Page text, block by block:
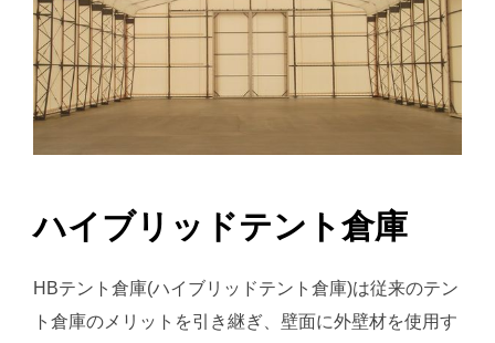
ハイブリッドテント倉庫
HBテント倉庫(ハイブリッドテント倉庫)は従来のテン
ト倉庫のメリットを引き継ぎ、壁面に外壁材を使用す